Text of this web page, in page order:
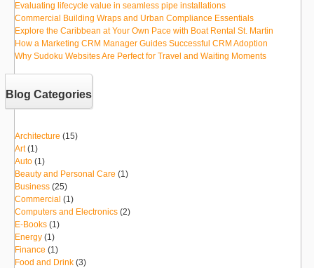
Evaluating lifecycle value in seamless pipe installations
Commercial Building Wraps and Urban Compliance Essentials
Explore the Caribbean at Your Own Pace with Boat Rental St. Martin
How a Marketing CRM Manager Guides Successful CRM Adoption
Why Sudoku Websites Are Perfect for Travel and Waiting Moments
Blog Categories
Architecture (15)
Art(1)
Auto (1)
Beauty and Personal Care (1)
Business (25)
Commercial (1)
Computers and Electronics (2)
E-Books (1)
Energy (1)
Finance (1)
Food and Drink (3)